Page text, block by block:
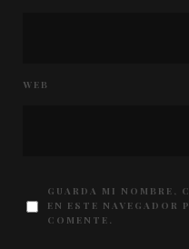
WEB
GUARDA MI NOMBRE,
EN ESTE NAVEGADOR
COMENTE.